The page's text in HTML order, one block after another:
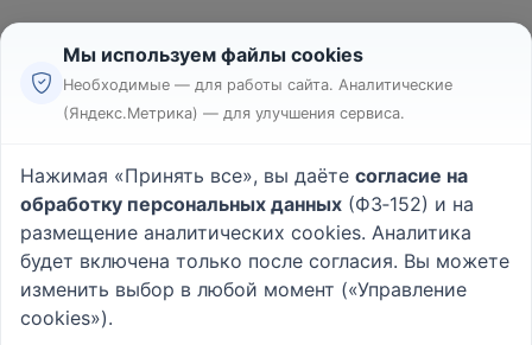
Реклама
Пользовательское соглашение
Политика конфиденциальности
Вопрос - Ответ|О проекте
Мы используем файлы cookies
Необходимые — для работы сайта. Аналитические
(Яндекс.Метрика) — для улучшения сервиса.
Нажимая «Принять все», вы даёте согласие на
обработку персональных данных (ФЗ‑152) и на
размещение аналитических cookies. Аналитика
будет включена только после согласия. Вы можете
изменить выбор в любой момент («Управление
cookies»).